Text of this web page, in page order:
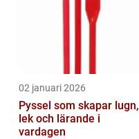
02 januari 2026
Pyssel som skapar lugn,
lek och lärande i
vardagen